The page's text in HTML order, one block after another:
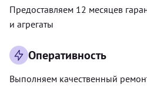
Предоставляем 12 месяцев
и агрегаты
Оперативность
Выполняем качественный